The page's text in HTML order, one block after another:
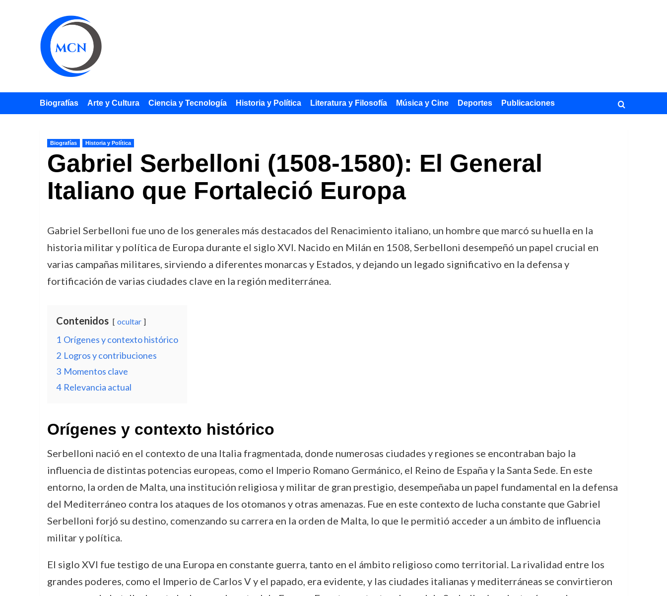
Biografías Arte y Cultura Ciencia y Tecnología Historia y Política Literatura y Filosofía Música y Cine Deportes Publicaciones
Biografías Historia y Política
Gabriel Serbelloni (1508-1580): El General
Italiano que Fortaleció Europa
Gabriel Serbelloni fue uno de los generales más destacados del Renacimiento italiano, un hombre que marcó su huella en la
historia militar y política de Europa durante el siglo XVI. Nacido en Milán en 1508, Serbelloni desempeñó un papel crucial en
varias campañas militares, sirviendo a diferentes monarcas y Estados, y dejando un legado significativo en la defensa y
fortificación de varias ciudades clave en la región mediterránea.
Contenidos ocultar
1 Orígenes y contexto histórico
2 Logros y contribuciones
3 Momentos clave
4 Relevancia actual
Orígenes y contexto histórico
Serbelloni nació en el contexto de una Italia fragmentada, donde numerosas ciudades y regiones se encontraban bajo la
influencia de distintas potencias europeas, como el Imperio Romano Germánico, el Reino de España y la Santa Sede. En este
entorno, la orden de Malta, una institución religiosa y militar de gran prestigio, desempeñaba un papel fundamental en la defensa
del Mediterráneo contra los ataques de los otomanos y otras amenazas. Fue en este contexto de lucha constante que Gabriel
Serbelloni forjó su destino, comenzando su carrera en la orden de Malta, lo que le permitió acceder a un ámbito de influencia
militar y política.
El siglo XVI fue testigo de una Europa en constante guerra, tanto en el ámbito religioso como territorial. La rivalidad entre los
grandes poderes, como el Imperio de Carlos V y el papado, era evidente, y las ciudades italianas y mediterráneas se convirtieron